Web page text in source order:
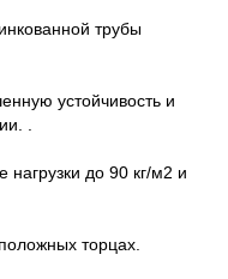
трубы
устойчивость и
нагрузки до 90 кг/м2 и
торцах.